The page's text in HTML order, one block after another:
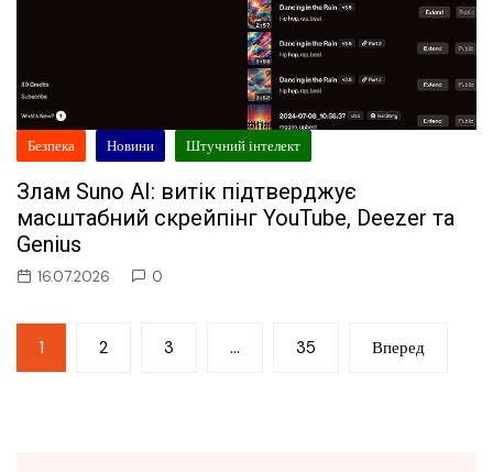
Безпека Новини Штучний інтелект
Злам Suno AI: витік підтверджує
масштабний скрейпінг YouTube, Deezer та
Genius
16.07.2026 0
Пагінація
записів
1 2 3 … 35 Вперед